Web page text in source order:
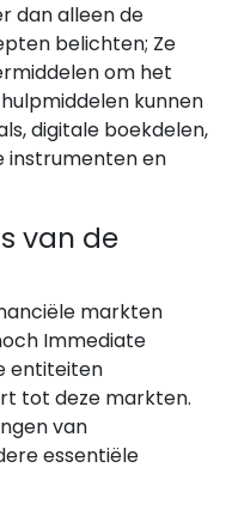
dan alleen de
belichten; Ze
om het
kunnen
digitale boekdelen,
instrumenten en
van de
markten
Immediate
entiteiten
tot deze markten.
van
essentiële